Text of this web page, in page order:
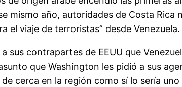
mismo año, autoridades de Costa
el viaje de terroristas” desde Venezuela.
sus contrapartes de EEUU que
que Washington les pidió a sus
cerca en la región como sí lo sería